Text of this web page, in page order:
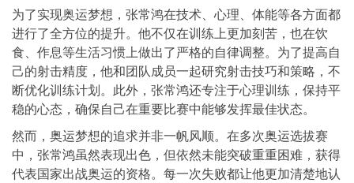
为了实现奥运梦想，张常鸿在技术、心理、体能等各方面都
进行了全方位的提升。他不仅在训练上更加刻苦，也在饮
食、作息等生活习惯上做出了严格的自律调整。为了提高自
己的射击精度，他和团队成员一起研究射击技巧和策略，不
断优化训练计划。此外，张常鸿还专注于心理训练，保持平
稳的心态，确保自己在重要比赛中能够发挥最佳状态。
然而，奥运梦想的追求并非一帆风顺。在多次奥运选拔赛
中，张常鸿虽然表现出色，但依然未能突破重重困难，获得
代表国家出战奥运的资格。每一次失败都让他更加清楚地认